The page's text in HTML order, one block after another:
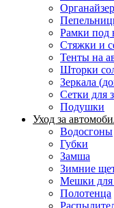
Рамки под
Стяжки и
Тенты на
Шторки
Зеркала
Сетки для
Подушки
Уход за
Водосгоны
Губки
Замша
Зимние
Мешки для
Полотенца